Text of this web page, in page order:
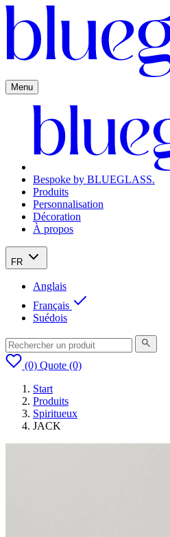
Menu
Bespoke by BLUEGLASS.
Produits
Personnalisation
Décoration
À propos
FR
Anglais
Français
Suédois
(0) Quote (0)
Start
Produits
Spiritueux
JACK